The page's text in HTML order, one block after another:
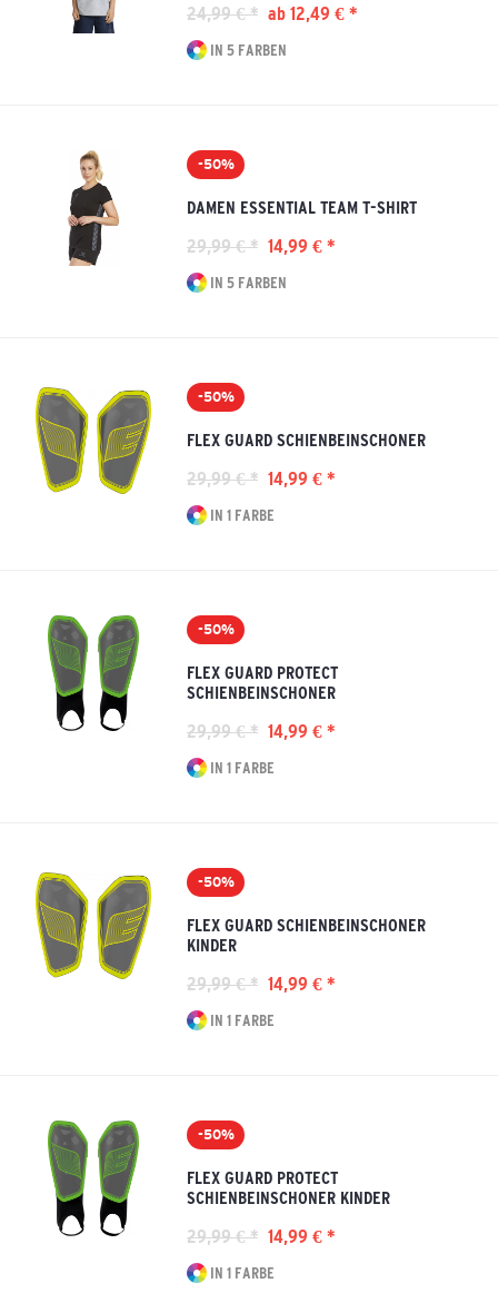
24,99 € * ab 12,49 € *
IN 5 FARBEN
-50%
DAMEN ESSENTIAL TEAM T-SHIRT
29,99 € * 14,99 € *
IN 5 FARBEN
-50%
FLEX GUARD SCHIENBEINSCHONER
29,99 € * 14,99 € *
IN 1 FARBE
-50%
FLEX GUARD PROTECT
SCHIENBEINSCHONER
29,99 € * 14,99 € *
IN 1 FARBE
-50%
FLEX GUARD SCHIENBEINSCHONER
KINDER
29,99 € * 14,99 € *
IN 1 FARBE
-50%
FLEX GUARD PROTECT
SCHIENBEINSCHONER KINDER
29,99 € * 14,99 € *
IN 1 FARBE